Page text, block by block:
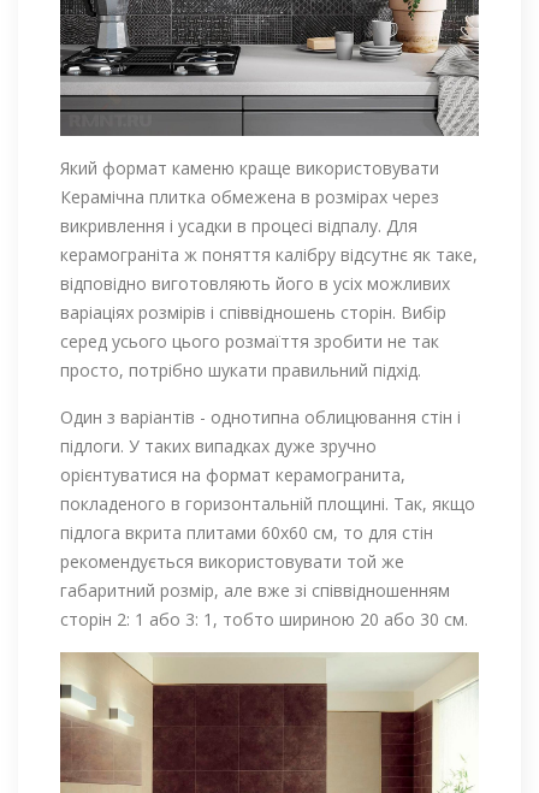
Який формат каменю краще використовувати
Керамічна плитка обмежена в розмірах через
викривлення і усадки в процесі відпалу. Для
керамограніта ж поняття калібру відсутнє як таке,
відповідно виготовляють його в усіх можливих
варіаціях розмірів і співвідношень сторін. Вибір
серед усього цього розмаїття зробити не так
просто, потрібно шукати правильний підхід.
Один з варіантів - однотипна облицювання стін і
підлоги. У таких випадках дуже зручно
орієнтуватися на формат керамогранита,
покладеного в горизонтальній площині. Так, якщо
підлога вкрита плитами 60х60 см, то для стін
рекомендується використовувати той же
габаритний розмір, але вже зі співвідношенням
сторін 2: 1 або 3: 1, тобто шириною 20 або 30 см.